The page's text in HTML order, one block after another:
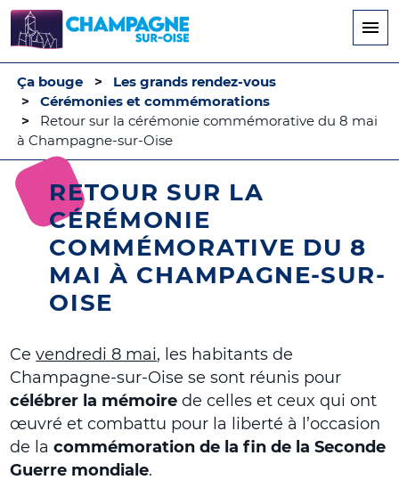
principal
Ça bouge
Les grands rendez-vous
Cérémonies et commémorations
Retour sur la cérémonie commémorative du 8 mai
à Champagne-sur-Oise
RETOUR SUR LA
CÉRÉMONIE
COMMÉMORATIVE DU 8
MAI À CHAMPAGNE-SUR-
OISE
Cevendredi 8 mai, les habitants de
Champagne-sur-Oise se sont réunis pour
célébrer la mémoire de celles et ceux qui ont
œuvré et combattu pour la liberté à l’occasion
de lacommémoration de la fin de la Seconde
Guerre mondiale.